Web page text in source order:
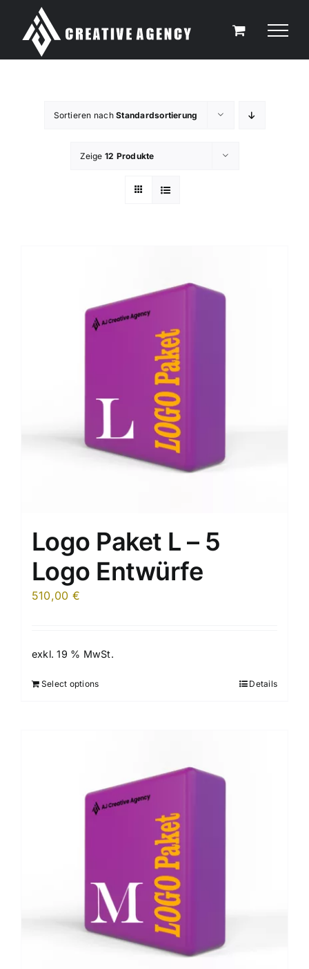
Inhalt
springen
Sortieren nachStandardsortierung
Zeige 12 Produkte
Logo Paket L – 5
Logo Entwürfe
510,00 €
exkl. 19 % MwSt.
Select options Details